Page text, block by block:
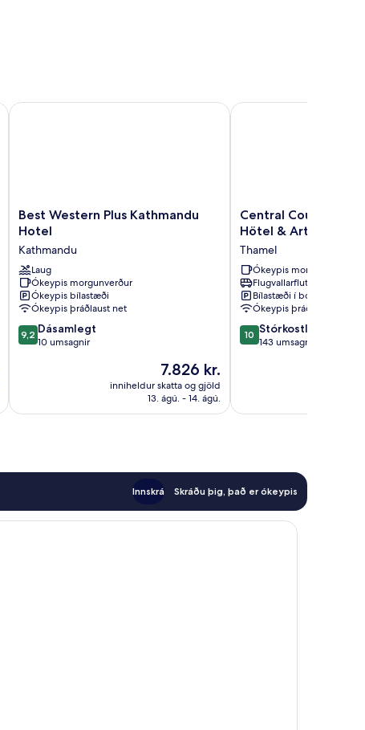
Best
Western
Kathmandu
Hotel
Kathmandu
Best Western Plus Kathmandu
Hotel
Kathmandu
Laug
Ókeypis morgunverður
Ókeypis bílastæði
Ókeypis þráðlaust net
9.2
af
9,2 Dásamlegt
10 umsagnir
Verðið
er
7.826 kr.
7.826 kr.
inniheldur skatta og gjöld
13. ágú. - 14. ágú.
Best Western Plus Kathmandu Hotel
Central
Courtyard
Heritage
Hötel
&
Artisan
Café
Thamel
Central Courtyard -
Hötel & Artisan Café
Thamel
Ókeypis morgunverður
Flugvallarflutningur
Bílastæði í boði
Ókeypis þráðlaust net
10.0
af
10 Stórkostlegt
143 umsagnir
Central Courtyard -
Innskrá Skráðu þig, það er ókeypis